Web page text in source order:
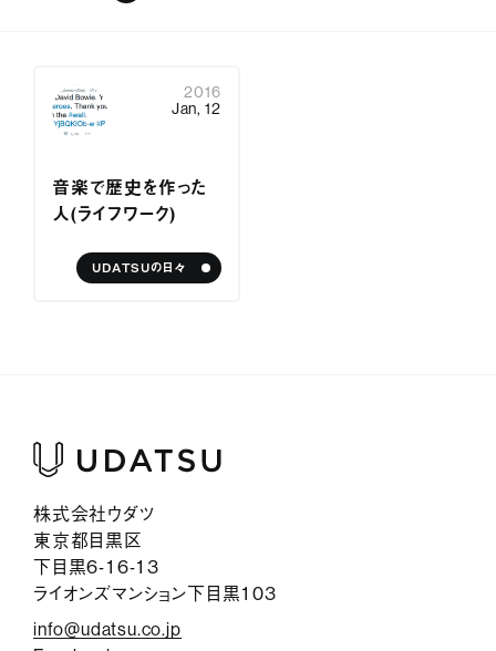
2016
Jan, 12
音楽で歴史を作った
人（ライフワーク）
UDATSUの日々
株式会社ウダツ
東京都目黒区
下目黒6-16-13
ライオンズマンション下目黒103
info@udatsu.co.jp
買う/借りる
リノベする
サービス紹介
ジャーナル
お問い合わせ